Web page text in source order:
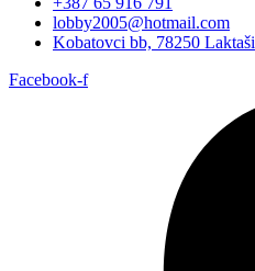
lobby2005@hotmail.com
Kobatovci bb, 78250 Laktaši
Facebook-f